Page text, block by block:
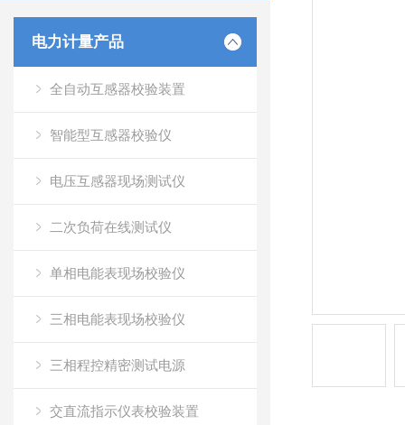
电力计量产品
全自动互感器校验装置
智能型互感器校验仪
电压互感器现场测试仪
二次负荷在线测试仪
单相电能表现场校验仪
三相电能表现场校验仪
三相程控精密测试电源
交直流指示仪表校验装置